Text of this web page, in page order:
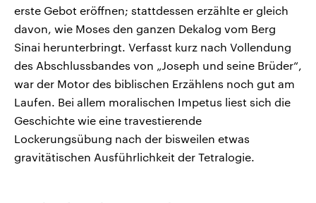
erste Gebot eröffnen; stattdessen erzählte er gleich
davon, wie Moses den ganzen Dekalog vom Berg
Sinai herunterbringt. Verfasst kurz nach Vollendung
des Abschlussbandes von „Joseph und seine Brüder“,
war der Motor des biblischen Erzählens noch gut am
Laufen. Bei allem moralischen Impetus liest sich die
Geschichte wie eine travestierende
Lockerungsübung nach der bisweilen etwas
gravitätischen Ausführlichkeit der Tetralogie.